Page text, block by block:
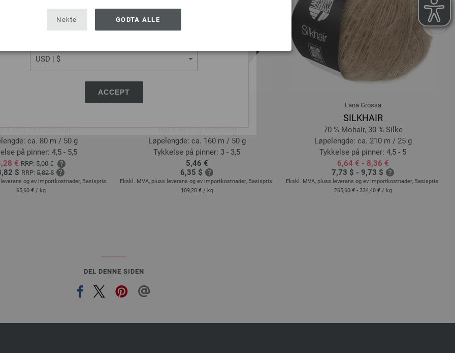
USA - The United States of America
ACCEPT
Nekte GODTA ALLE
% Ren, ny merinoull
ca. 80 m / 50 g
på pinner: 4,5 - 5,5
€ RRP:5,00 €
$ RRP: 5,82 $
og ev importkostnader, Basispris:
65,60 € / kg
100 % Ren, ny merinoull
Løpelengde: ca. 160 m / 50 g
Tykkelse på pinner: 3 - 3,5
5,46 €
6,35 $
Ekskl. MVA, pluss leverans og ev importkostnader, Basispris:
109,20 € / kg
Lana Grossa
SILKHAIR
70 % Mohair, 30 % Silke
Løpelengde: ca. 210 m / 25 g
Tykkelse på pinner: 4,5 - 5
6,64 € - 8,36 €
7,73 $ - 9,73 $
Ekskl. MVA, pluss leverans og ev importkostnader, Basispris:
265,60 € - 334,40 € / kg
next
DEL DENNE SIDEN